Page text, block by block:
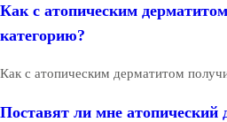
Как с атопическим
категорию?
Как с атопическим дерматитом
Поставят ли мне атопический